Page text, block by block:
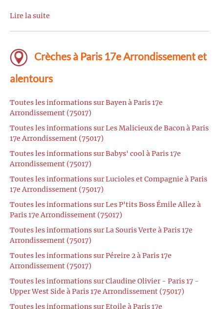
Lire la suite
Crèches à Paris 17e Arrondissement et
alentours
Toutes les informations sur Bayen à Paris 17e
Arrondissement (75017)
Toutes les informations sur Les Malicieux de Bacon à Paris
17e Arrondissement (75017)
Toutes les informations sur Babys' cool à Paris 17e
Arrondissement (75017)
Toutes les informations sur Lucioles et Compagnie à Paris
17e Arrondissement (75017)
Toutes les informations sur Les P'tits Boss Émile Allez à
Paris 17e Arrondissement (75017)
Toutes les informations sur La Souris Verte à Paris 17e
Arrondissement (75017)
Toutes les informations sur Péreire 2 à Paris 17e
Arrondissement (75017)
Toutes les informations sur Claudine Olivier - Paris 17 -
Upper West Side à Paris 17e Arrondissement (75017)
Toutes les informations sur Etoile à Paris 17e